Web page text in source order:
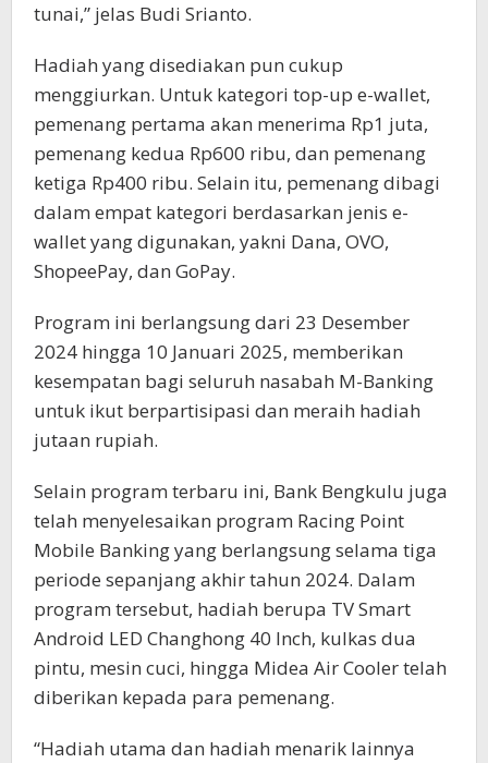
tunai,” jelas Budi Srianto.
Hadiah yang disediakan pun cukup
menggiurkan. Untuk kategori top-up e-wallet,
pemenang pertama akan menerima Rp1 juta,
pemenang kedua Rp600 ribu, dan pemenang
ketiga Rp400 ribu. Selain itu, pemenang dibagi
dalam empat kategori berdasarkan jenis e-
wallet yang digunakan, yakni Dana, OVO,
ShopeePay, dan GoPay.
Program ini berlangsung dari 23 Desember
2024 hingga 10 Januari 2025, memberikan
kesempatan bagi seluruh nasabah M-Banking
untuk ikut berpartisipasi dan meraih hadiah
jutaan rupiah.
Selain program terbaru ini, Bank Bengkulu juga
telah menyelesaikan program Racing Point
Mobile Banking yang berlangsung selama tiga
periode sepanjang akhir tahun 2024. Dalam
program tersebut, hadiah berupa TV Smart
Android LED Changhong 40 Inch, kulkas dua
pintu, mesin cuci, hingga Midea Air Cooler telah
diberikan kepada para pemenang.
“Hadiah utama dan hadiah menarik lainnya